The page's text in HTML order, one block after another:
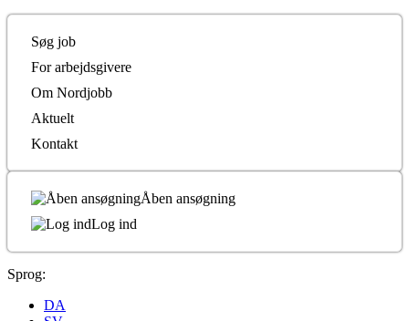
Søg job
For arbejdsgivere
Om Nordjobb
Aktuelt
Kontakt
Åben ansøgning
Log ind
Sprog:
DA